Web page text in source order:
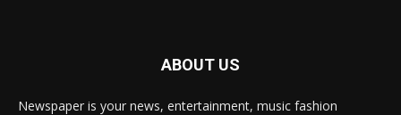
ABOUT US
Newspaper is your news, entertainment, music fashion